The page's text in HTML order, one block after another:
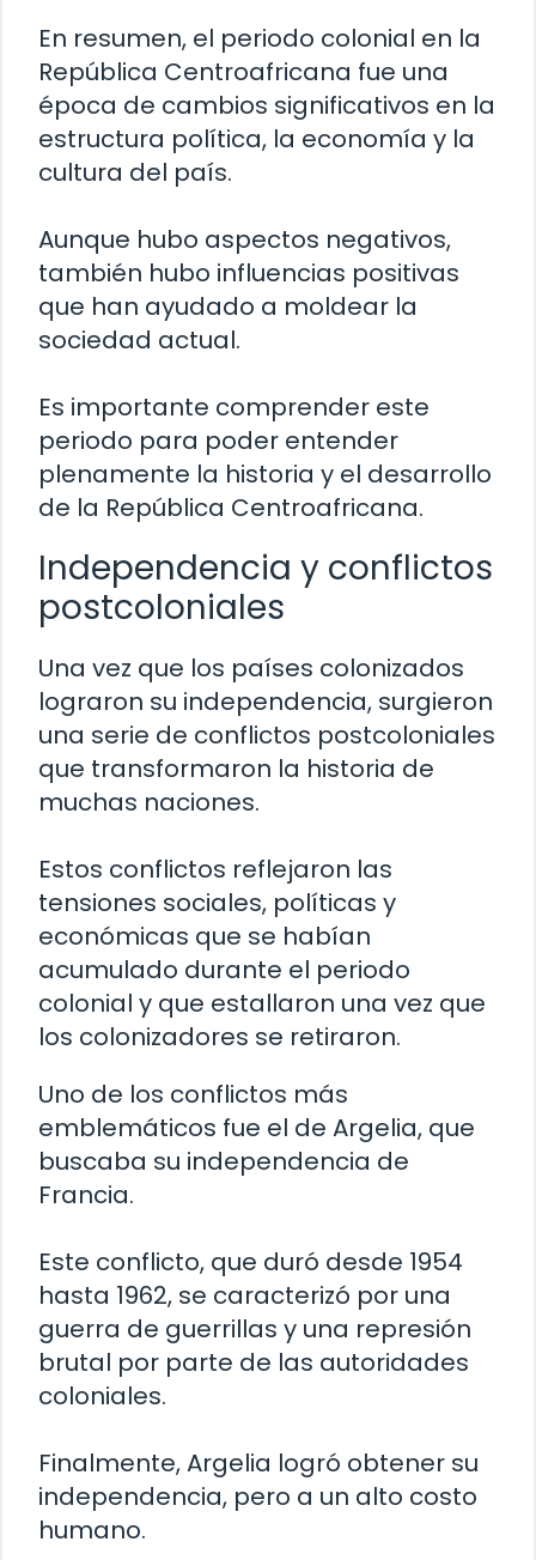
En resumen, el periodo colonial en la
República Centroafricana fue una
época de cambios significativos en la
estructura política, la economía y la
cultura del país.
Aunque hubo aspectos negativos,
también hubo influencias positivas
que han ayudado a moldear la
sociedad actual.
Es importante comprender este
periodo para poder entender
plenamente la historia y el desarrollo
de la República Centroafricana.
Independencia y conflictos
postcoloniales
Una vez que los países colonizados
lograron su independencia, surgieron
una serie de conflictos postcoloniales
que transformaron la historia de
muchas naciones.
Estos conflictos reflejaron las
tensiones sociales, políticas y
económicas que se habían
acumulado durante el periodo
colonial y que estallaron una vez que
los colonizadores se retiraron.
Uno de los conflictos más
emblemáticos fue el de Argelia, que
buscaba su independencia de
Francia.
Este conflicto, que duró desde 1954
hasta 1962, se caracterizó por una
guerra de guerrillas y una represión
brutal por parte de las autoridades
coloniales.
Finalmente, Argelia logró obtener su
independencia, pero a un alto costo
humano.